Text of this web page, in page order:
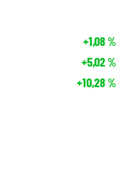
+1,08%
+5,02%
+10,28%